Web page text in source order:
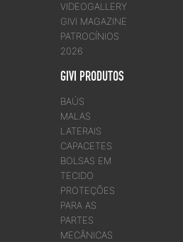
VIDEOGALLERY
GIVI MAGAZINE
PATROCÍNIOS
2026
GIVI PRODUTOS
BAÚS
MALAS
LATERAIS
CAPACETES
BOLSAS EM
TECIDO
PROTEÇÕES
PARA AS
PARTES
MECÂNICAS